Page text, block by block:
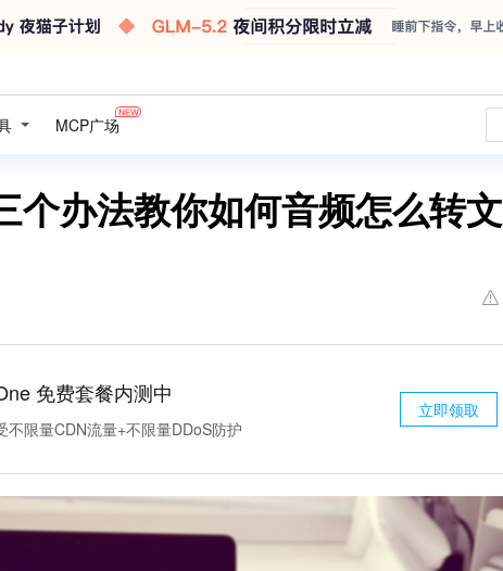
MCP广场
个办法教你如何音频怎么转文
免费套餐内测中
不限量CDN流量+不限量DDoS防护
立即领取